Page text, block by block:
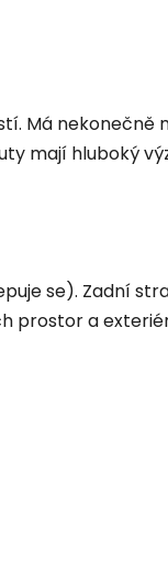
Má nekonečně
mají hluboký
se). Zadní
prostor a